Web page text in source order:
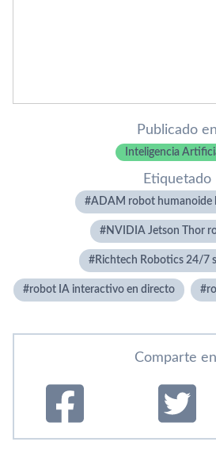
Publicado en
Inteligencia
Etiquetado
ADAM robot humanoide
NVIDIA Jetson Thor
Richtech Robotics 24/7
robot IA interactivo en directo
Comparte